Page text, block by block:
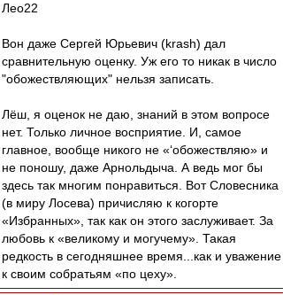
Лео22
Вон даже Сергей Юрьевич (krash) дал
сравнительную оценку. Уж его то никак в число
"обожествляющих" нельзя записать.
Лёш, я оценок не даю, знаний в этом вопросе
нет. Только личное восприятие. И, самое
главное, вообще никого не «‘обожествляю» и
не поношу, даже Арнольдыча. А ведь мог бы
здесь так многим понравиться. Вот Словесника
(в миру Лосева) причисляю к когорте
«Избранных», так как он этого заслуживает. За
любовь к «великому и могучему». Такая
редкость в сегодняшнее время...как и уважение
к своим собратьям «по цеху».